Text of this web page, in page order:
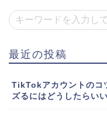
最近の投稿
TikTokアカウントのコ
ズるにはどうしたらい